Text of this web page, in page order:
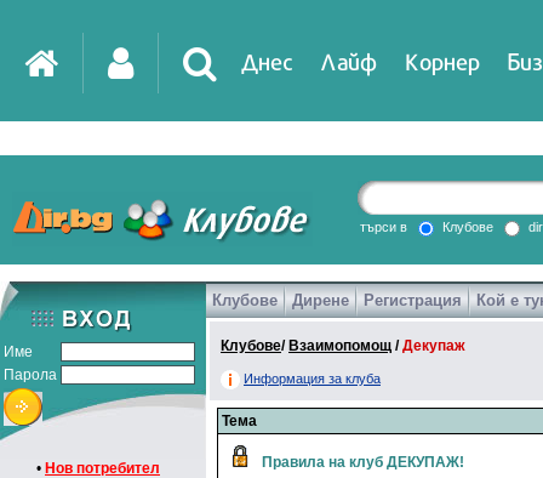
Днес Лайф Корнер
DirTV Impressio
Games
търси в Клубове
Име
Парола
• Нов потребител
Клубове Дирене Регистрация Кой е
Клубове/ Взаимопомощ /Декупаж
Информация за клуба
Тема
Правила на клуб ДЕКУПАЖ!